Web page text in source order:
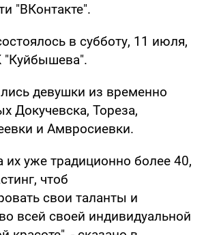
"ВКонтакте".
в субботу, 11 июля,
"Куйбышева".
девушки из временно
Докучевска, Тореза,
и Амвросиевки.
их уже традиционно более 40,
чтоб
свои таланты и
всей своей индивидуальной